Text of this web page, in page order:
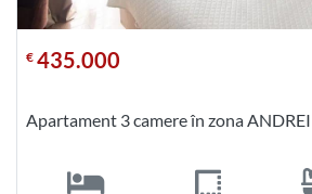
€ 435.000
Apartament 3 camere în zona